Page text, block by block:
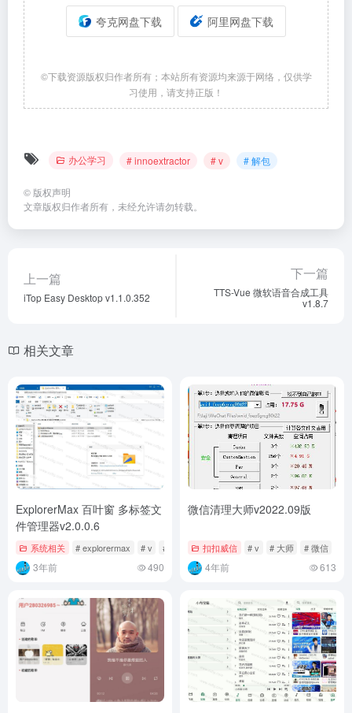
夸克网盘下载 阿里网盘下载
©下载资源版权归作者所有；本站所有资源均来源于网络，仅供学
习使用，请支持正版！
办公学习 # innoextractor # v # 解包
© 版权声明
文章版权归作者所有，未经允许请勿转载。
上一篇
iTop Easy Desktop v1.1.0.352
下一篇
TTS-Vue 微软语音合成工具
v1.8.7
相关文章
ExplorerMax 百叶窗 多标签文
件管理器v2.0.0.6
系统相关 # explorermax # v # 管理器
3年前 490
微信清理大师v2022.09版
扣扣威信 # v # 大师 # 微信
4年前 613